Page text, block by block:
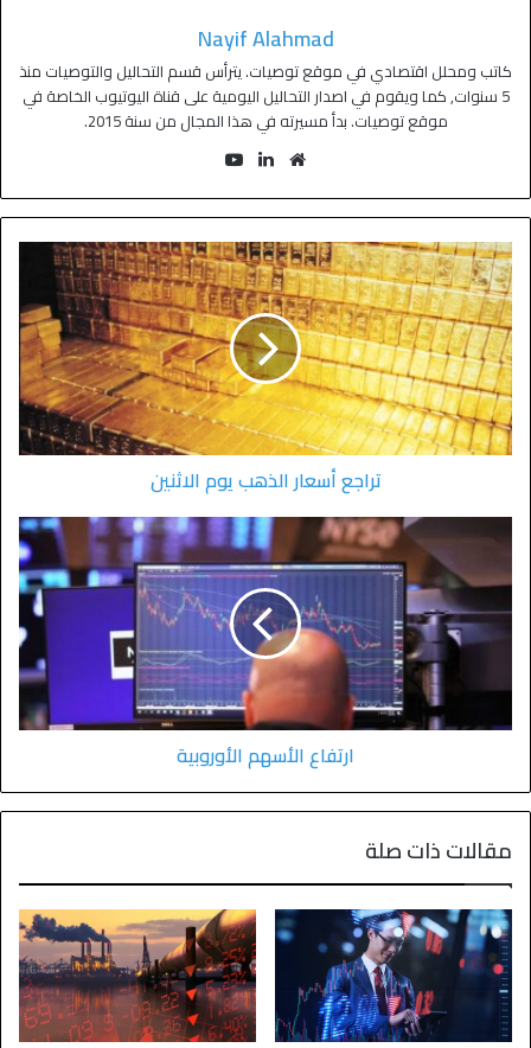
Nayif Alahmad
كاتب ومحلل اقتصادي في موقع توصيات. يترأس قسم التحاليل والتوصيات منذ
5 سنوات, كما ويقوم في اصدار التحاليل اليومية على قناة اليوتيوب الخاصة في
موقع توصيات. بدأ مسيرته في هذا المجال من سنة 2015.
تراجع أسعار الذهب يوم الاثنين
ارتفاع الأسهم الأوروبية
مقالات ذات صلة